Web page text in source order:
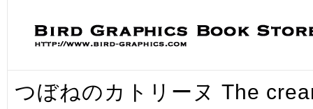
つぼねのカトリーヌ The